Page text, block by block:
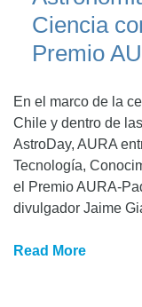
Ciencia
Premio
En el marco de la
Chile y dentro de
AstroDay, AURA
Tecnología,
el Premio AURA-
divulgador Jaime
Read More